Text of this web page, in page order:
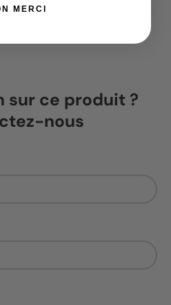
sur ce produit ?
nous
MERCI